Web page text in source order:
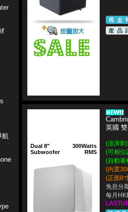
航
Dual 8"
Subwoofer
300Watts
RMS
英國
(澎湃刺
(可相位
(自動著
(內置
(正面8
免息分
每月